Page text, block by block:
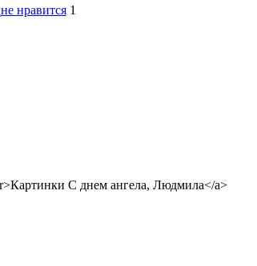
не нравится 1
С днем ангела, Людмила</a>